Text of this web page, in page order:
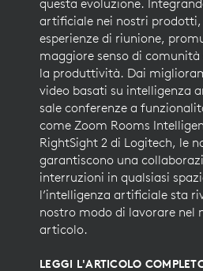
questa evoluzione.
artificiale nei nostri
esperienze di riunione,
maggiore senso di
la produttività. Dai
video basati su intelligenza
sale conferenze a
come Zoom Rooms
RightSight 2 di Logitech, le
garantiscono una
interruzioni in qualsiasi
l’intelligenza artificiale sta
nostro modo di lavorare nel
articolo.
LEGGI L'ARTICOLO